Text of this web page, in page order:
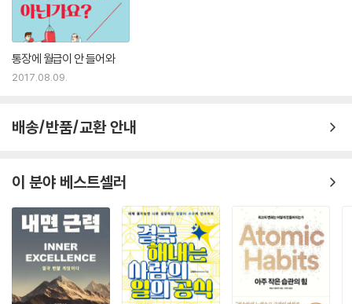
통장에 월급이 안 들어와
2017.08.09.
배송/반품/교환 안내
이 분야 베스트셀러